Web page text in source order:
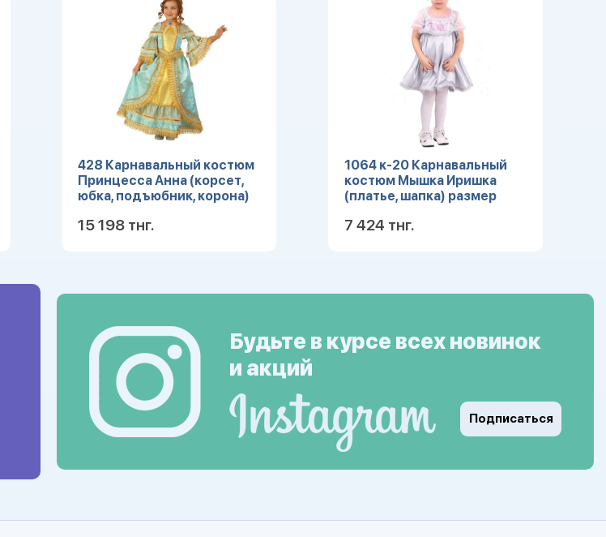
428 Карнавальный костюм
Принцесса Анна (корсет,
юбка, подъюбник, корона)
15 198 тнг.
1064 к-20 Карнавальный
костюм Мышка Иришка
(платье, шапка) размер
7 424 тнг.
Будьте в курсе всех новинок
и акций
Подписаться